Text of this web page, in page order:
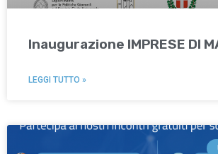
Inaugurazione IMPRESE DI
LEGGI TUTTO »